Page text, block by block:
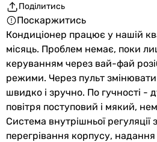
Висота
зовнішнього
блоку в
упаковці
Глибина
зовнішнього
блоку в
упаковці
330 мм
Поділитись
Поскаржитись
Кондиціонер працює у нашій
місяць. Проблем немає, поки
керуванням через вай-фай
режими. Через пульт
швидко і зручно. По гучності -
повітря поступовий і мякий,
Система внутрішньої регуляції
перегрівання корпусу,